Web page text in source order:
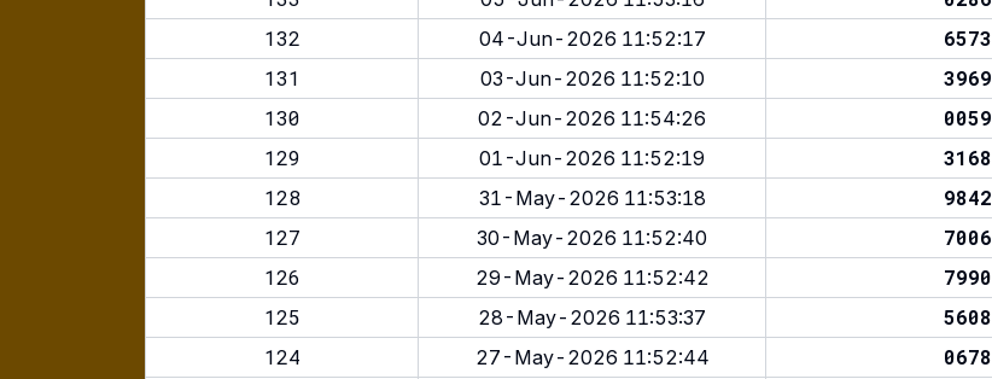
132
04-Jun-2026 11:52:17 6573
131
03-Jun-2026 11:52:10 3969
130
02-Jun-2026 11:54:26 0059
129
01-Jun-2026 11:52:19 3168
128
31-May-2026 11:53:18 9842
127
30-May-2026 11:52:40 7006
126
29-May-2026 11:52:42 7990
125
28-May-2026 11:53:37 5608
124
27-May-2026 11:52:44 0678